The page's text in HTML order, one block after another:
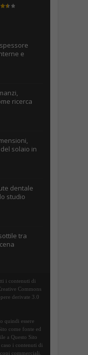
e
ricerca
solaio in
dentale
studio
tra
i contenuti di
Commons
derivate 3.0
quindi essere
come fonte ed
a Questo Sito
i contenuti di
commerciali.